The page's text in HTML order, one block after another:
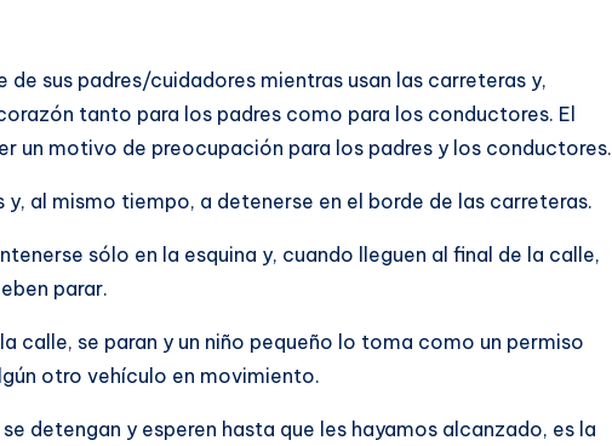
sus padres/cuidadores mientras usan las carreteras y,
tanto para los padres como para los conductores. El
un motivo de preocupación para los padres y los conductores.
al mismo tiempo, a detenerse en el borde de las carreteras.
sólo en la esquina y, cuando lleguen al final de la calle,
parar.
calle, se paran y un niño pequeño lo toma como un permiso
otro vehículo en movimiento.
detengan y esperen hasta que les hayamos alcanzado, es la